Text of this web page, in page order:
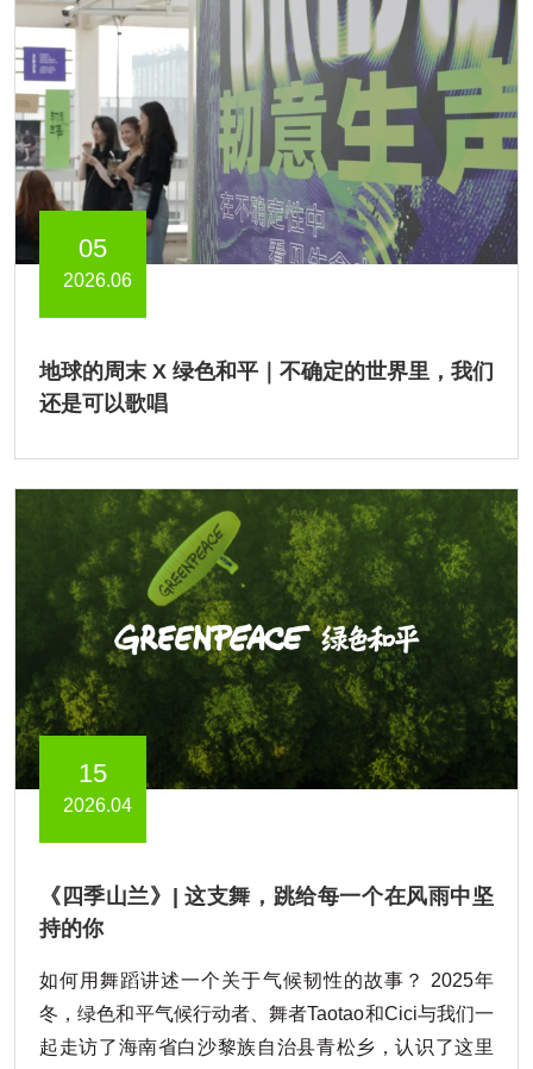
05
2026.06
地球的周末 X 绿色和平｜不确定的世界里，我们
还是可以歌唱
15
2026.04
《四季山兰》| 这支舞，跳给每一个在风雨中坚
持的你
如何用舞蹈讲述一个关于气候韧性的故事？ 2025年
冬，绿色和平气候行动者、舞者Taotao和Cici与我们一
起走访了海南省白沙黎族自治县青松乡，认识了这里